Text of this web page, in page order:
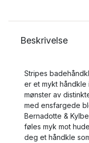
Beskrivelse
Stripes
er et mykt håndkle
mønster av
med ensfargede
Bernadotte &
føles myk mot
deg et håndkle